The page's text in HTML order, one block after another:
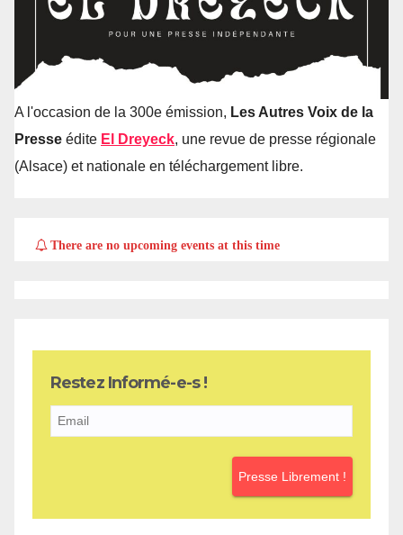
A l'occasion de la 300e émission, Les Autres Voix de la
Presse édite El Dreyeck, une revue de presse régionale
(Alsace) et nationale en téléchargement libre.
There are no upcoming events at this time
Restez Informé-e-s !